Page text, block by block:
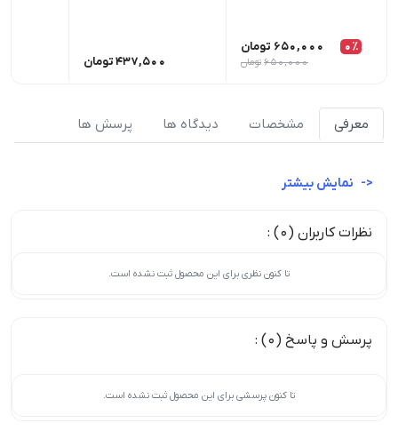
0٪ 650,000 تومان
650,000 تومان 437,500تومان
معرفی مشخصات دیدگاه ها پرسش ها
نظرات کاربران (0) :
تا کنون نظری برای این محصول ثبت نشده است.
پرسش و پاسخ (0) :
تا کنون پرسشی برای این محصول ثبت نشده است.